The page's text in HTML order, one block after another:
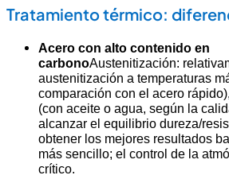
Tratamiento térmico:
Acero con alto contenido en
carbonoAustenitización:
austenitización a temperaturas
comparación con el acero
(con aceite o agua, según la
alcanzar el equilibrio dureza/
obtener los mejores resultados
más sencillo; el control de la
crítico.